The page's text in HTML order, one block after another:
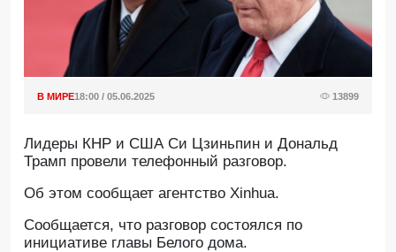
В МИРЕ18:00 / 05.06.2025 13899
Лидеры КНР и США Си Цзиньпин и Дональд
Трамп провели телефонный разговор.
Об этом сообщает агентство Xinhua.
Сообщается, что разговор состоялся по
инициативе главы Белого дома.